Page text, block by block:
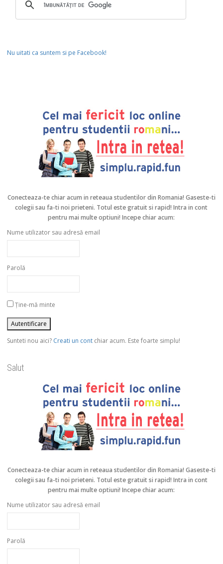
Nu uitati ca suntem si pe Facebook!
Conecteaza-te chiar acum in reteaua studentilor din Romania! Gaseste-ti
colegii sau fa-ti noi prieteni. Totul este gratuit si rapid! Intra in cont
pentru mai multe optiuni! Incepe chiar acum:
Nume utilizator sau adresă email
Parolă
Ține-mă minte
Sunteti nou aici? Creati un cont chiar acum. Este foarte simplu!
Salut
Conecteaza-te chiar acum in reteaua studentilor din Romania! Gaseste-ti
colegii sau fa-ti noi prieteni. Totul este gratuit si rapid! Intra in cont
pentru mai multe optiuni! Incepe chiar acum:
Nume utilizator sau adresă email
Parolă